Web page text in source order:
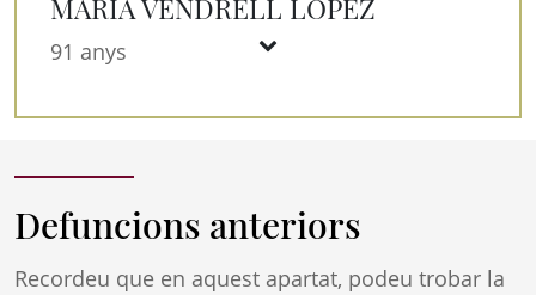
MARIA VENDRELL LÓPEZ
91 anys
Defuncions anteriors
Recordeu que en aquest apartat, podeu trobar la